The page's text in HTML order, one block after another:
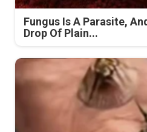
Fungus Is A Parasite,
Drop Of Plain...